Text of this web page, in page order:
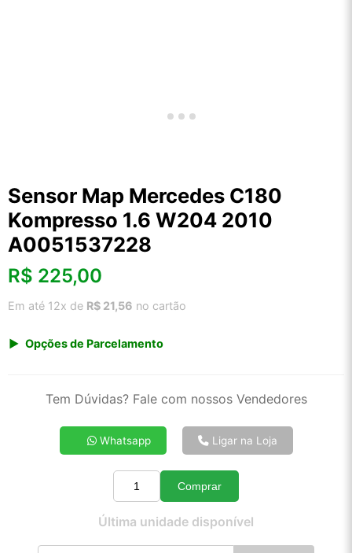
Sensor Map Mercedes C180
Kompresso 1.6 W204 2010
A0051537228
R$ 225,00
Em até 12x de R$ 21,56 no cartão
Opções de Parcelamento
2x de R$ 120,60
4x de R$ 61,17
5x de R$ 49,28
10x de R$ 25,49
Tem Dúvidas? Fale com nossos Vendedores
Whatsapp Ligar na Loja
Quantidade
Comprar
Última unidade disponível